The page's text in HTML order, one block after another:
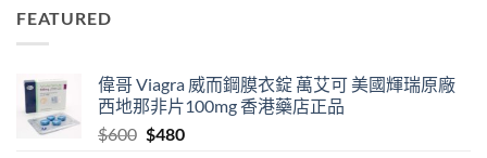
FEATURED
偉哥 Viagra 威而鋼膜衣錠 萬艾可 美國輝瑞原廠
西地那非片100mg 香港藥店正品
$600 Original
$480Current